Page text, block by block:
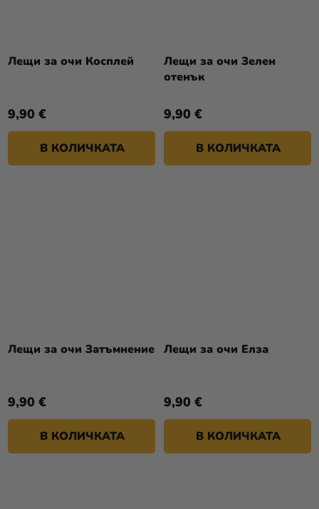
Лещи за очи Косплей
9,90 €
В КОЛИЧКАТА
Лещи за очи Зелен
отенък
9,90 €
В КОЛИЧКАТА
Лещи за очи Затъмнение
9,90 €
В КОЛИЧКАТА
Лещи за очи Елза
9,90 €
В КОЛИЧКАТА